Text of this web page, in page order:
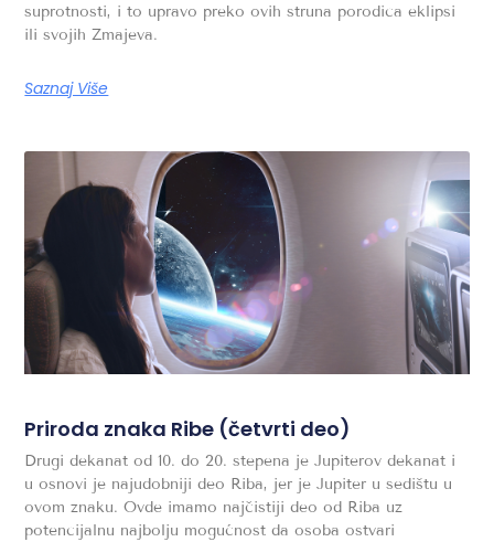
suprotnosti, i to upravo preko ovih struna porodica eklipsi
ili svojih Zmajeva.
Saznaj Više
Priroda znaka Ribe (četvrti deo)
Drugi dekanat od 10. do 20. stepena je Jupiterov dekanat i
u osnovi je najudobniji deo Riba, jer je Jupiter u sedištu u
ovom znaku. Ovde imamo najčistiji deo od Riba uz
potencijalnu najbolju mogućnost da osoba ostvari